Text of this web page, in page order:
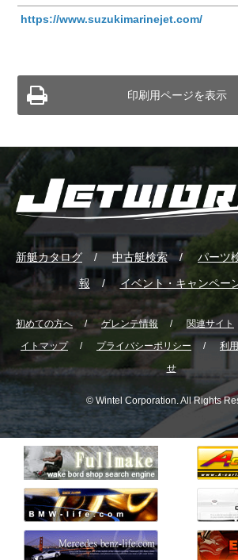
https://www.suzukimarinejet.com/
印刷用ページを表示
新艇カタログ 中古艇検索 パーツ
報 イベント・キャンペー
初めての方へ ゲレンテ情報 関連サイト
イトマップ
プライバシーポリシー 利
せ
© Wintel Corporation. All Rights